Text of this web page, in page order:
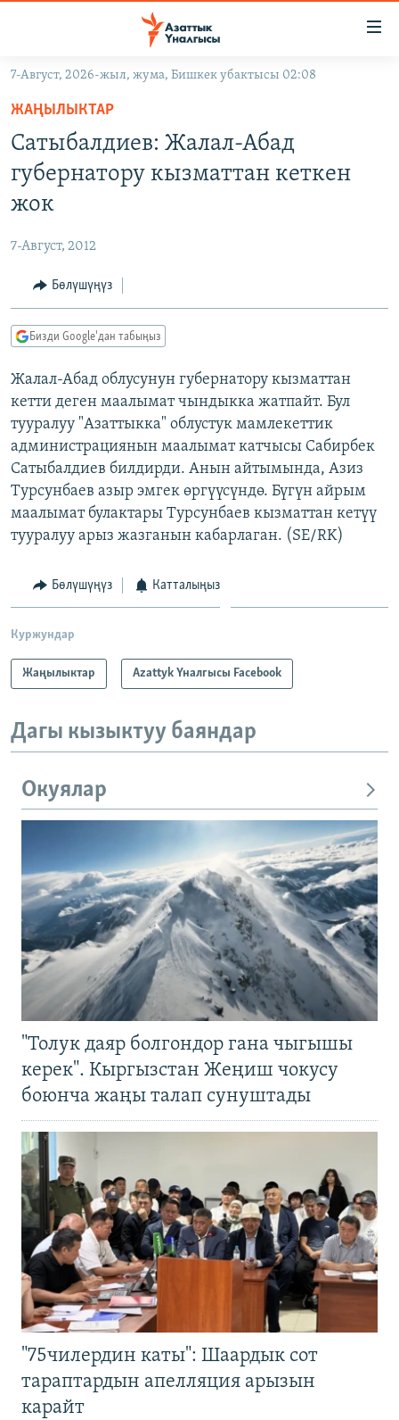
Навигацияга
өтүңүз
Издөөгө
салыңыз
КЫРГЫЗСТАН
КЫРГЫЗСТАН
МАДАНИЯТ
ДҮЙНӨ
УКРАИНА
ТВ ПРОГРАММАЛАР
БҮГҮН АЗАТТЫКТА
ДАНИСТЕ
ЭЖЕ-СИҢДИЛЕР
АЗАТТЫК+
ЫҢГАЙСЫЗ СУРООЛОР
ПОДКАСТ
ОНЛАЙН ШЕРИНЕ
ЭЕ/АРнун бардык сайттары
7-Август, 2026-жыл, жума, Бишкек убактысы 02:08
ЖАҢЫЛЫКТАР
Сатыбалдиев: Жалал-Абад
губернатору кызматтан кеткен
жок
7-Август, 2012
Бөлүшүңүз
Бизди Google'дан табыңыз
Жалал-Абад облусунун губернатору кызматтан
кетти деген маалымат чындыкка жатпайт. Бул
тууралуу "Азаттыкка" облустук мамлекеттик
администрациянын маалымат катчысы Сабирбек
Сатыбалдиев билдирди. Анын айтымында, Азиз
Турсунбаев азыр эмгек өргүүсүндө. Бүгүн айрым
маалымат булактары Турсунбаев кызматтан кетүү
тууралуу арыз жазганын кабарлаган. (SE/RK)
Бөлүшүңүз Катталыңыз
Куржундар
Жаңылыктар Azattyk Үналгысы Facebook
Дагы кызыктуу баяндар
Окуялар
"Толук даяр болгондор гана чыгышы
керек". Кыргызстан Жеңиш чокусу
боюнча жаңы талап сунуштады
"75чилердин каты": Шаардык сот
тараптардын апелляция арызын
карайт